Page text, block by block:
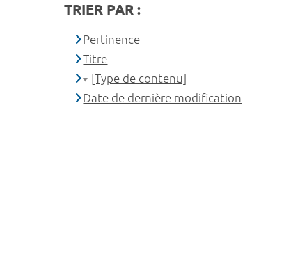
TRIER PAR :
Pertinence
Titre
[Type de contenu]
Date de dernière modification